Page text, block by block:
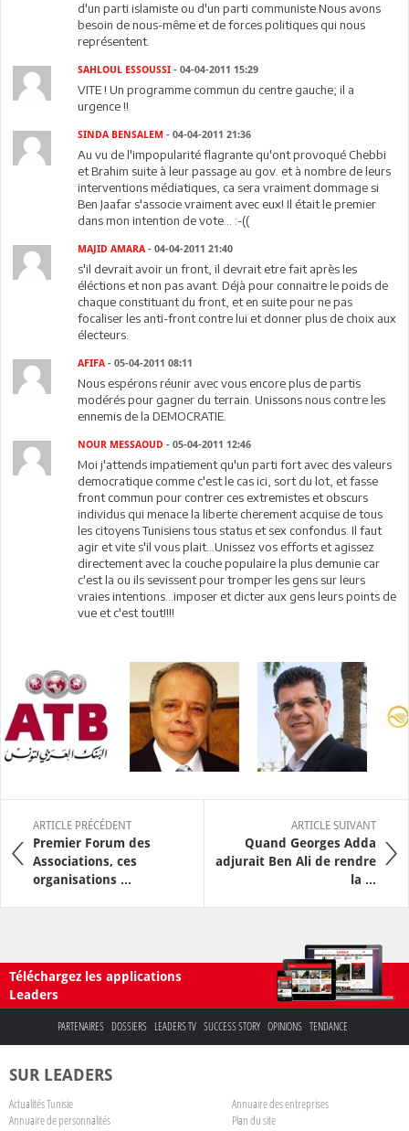
d'un parti islamiste ou d'un parti communiste.Nous avons
besoin de nous-même et de forces politiques qui nous
représentent.
SAHLOUL ESSOUSSI - 04-04-2011 15:29
VITE ! Un programme commun du centre gauche; il a
urgence !!
SINDA BENSALEM - 04-04-2011 21:36
Au vu de l'impopularité flagrante qu'ont provoqué Chebbi
et Brahim suite à leur passage au gov. et à nombre de leurs
interventions médiatiques, ca sera vraiment dommage si
Ben Jaafar s'associe vraiment avec eux! Il était le premier
dans mon intention de vote... :-((
MAJID AMARA - 04-04-2011 21:40
s'il devrait avoir un front, il devrait etre fait après les
éléctions et non pas avant. Déjà pour connaitre le poids de
chaque constituant du front, et en suite pour ne pas
focaliser les anti-front contre lui et donner plus de choix aux
électeurs.
AFIFA - 05-04-2011 08:11
Nous espérons réunir avec vous encore plus de partis
modérés pour gagner du terrain. Unissons nous contre les
ennemis de la DEMOCRATIE.
NOUR MESSAOUD - 05-04-2011 12:46
Moi j'attends impatiement qu'un parti fort avec des valeurs
democratique comme c'est le cas ici, sort du lot, et fasse
front commun pour contrer ces extremistes et obscurs
individus qui menace la liberte cherement acquise de tous
les citoyens Tunisiens tous status et sex confondus. Il faut
agir et vite s'il vous plait...Unissez vos efforts et agissez
directement avec la couche populaire la plus demunie car
c'est la ou ils sevissent pour tromper les gens sur leurs
vraies intentions...imposer et dicter aux gens leurs points de
vue et c'est tout!!!!
ARTICLE PRÉCÉDENT
Premier Forum des
Associations, ces
organisations ...
ARTICLE SUIVANT
Quand Georges Adda
adjurait Ben Ali de rendre
la ...
Téléchargez les applications
Leaders
PARTENAIRES DOSSIERS LEADERS TV SUCCESS STORY OPINIONS TENDANCE
SUR LEADERS
Actualités Tunisie
Annuaire des entreprises
Annuaire de personnalités
Plan du site